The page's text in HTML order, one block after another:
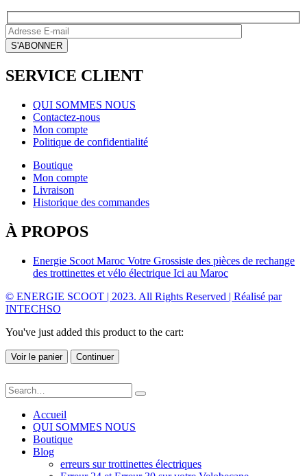
SERVICE CLIENT
QUI SOMMES NOUS
Contactez-nous
Mon compte
Politique de confidentialité
Boutique
Mon compte
Livraison
Historique des commandes
À PROPOS
Energie Scoot Maroc Votre Grossiste des pièces de rechange
des trottinettes et vélo électrique Ici au Maroc
© ENERGIE SCOOT | 2023. All Rights Reserved | Réalisé par
INTECHSO
You've just added this product to the cart:
Voir le panier Continuer
Accueil
QUI SOMMES NOUS
Boutique
Blog
erreurs sur trottinettes électriques